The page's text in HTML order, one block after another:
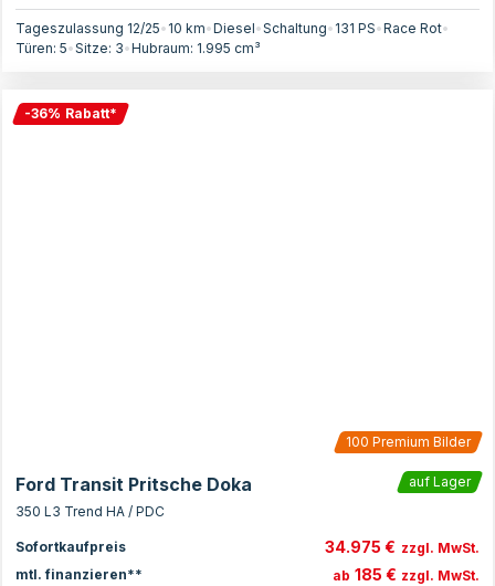
Tageszulassung 12/25• 10 km•Diesel•Schaltung• 131 PS•Race Rot•
Türen: 5•Sitze: 3•Hubraum: 1.995 cm³
-36% Rabatt*
100 Premium Bilder
Ford Transit Pritsche Doka
auf Lager
350 L3 Trend HA / PDC
Sofortkaufpreis 34.975 € zzgl. MwSt.
mtl. finanzieren**
ab 185 € zzgl. MwSt.